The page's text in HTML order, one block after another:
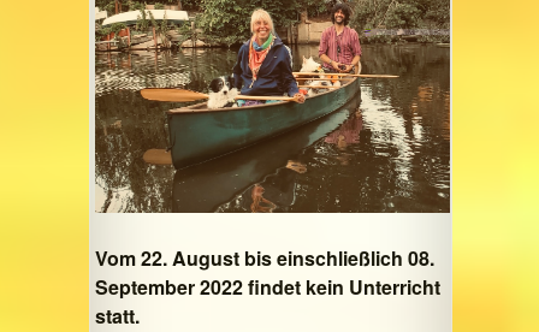
Vom 22. August bis einschließlich 08.
September 2022 findet kein Unterricht
statt.